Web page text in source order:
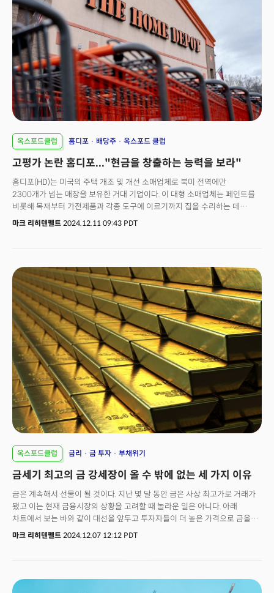
옥스포드클럽 홈디포 배당주 옥스포드 클럽
고평가 논란 홈디포..."현금을 창출하는 능력을 보라"
홈디포(HD)는 미국의 주택 개조 및 개선 소매업체로 북미 전역에만
2300개가 넘는 매장을 보유한 거대 기업이다. 이 대형 소매업체는 페인트를
비롯해 목재부터 가전제품과 각종 도구에 이르기까지 집을 수리하는 데
필요한 모든 것을 판매, 전문가와 집을 스스로 고치길 원하는 DIY(Do-It-
극적으로 전환하며 최근에는 420달러 이상으로 급등해 새로운 최고가를
기록했다.
마크 리히텐펠트 2024.12.11 09:43 PDT
옥스포드클럽 금리 금 투자 부채위기
금세기 최고의 금 강세장이 올 수 밖에 없는 세 가지 이유
금은 계속해서 선물이 될 것이다. 지난 몇 달 동안 금은 사상 최고가로 거래가
됐고 이는 현재 금융시장의 상황을 고려할 때 놀라운 일은 아니다. 아래
차트에서 보는 바와 같이 대선을 앞두고 투자자들이 더 높은 가격으로 금을
사들이면서 10월에 금은 온스당 2700달러가 넘으며 사상 최고가를
마크 리히텐펠트 2024.12.07 12:12 PDT